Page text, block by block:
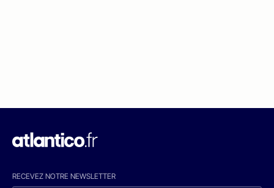
RECEVEZ NOTRE NEWSLETTER